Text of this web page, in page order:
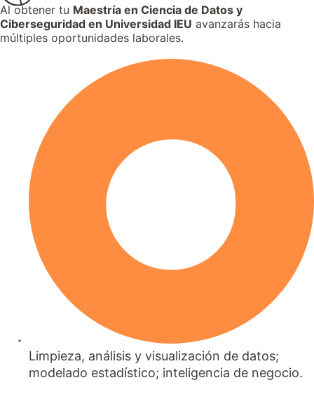
Al obtener tu Maestría en Ciencia de Datos y
Ciberseguridad en Universidad IEU avanzarás hacia
múltiples oportunidades laborales.
Limpieza, análisis y visualización de datos;
modelado estadístico; inteligencia de negocio.